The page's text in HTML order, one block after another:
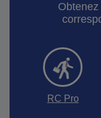
RC Pro